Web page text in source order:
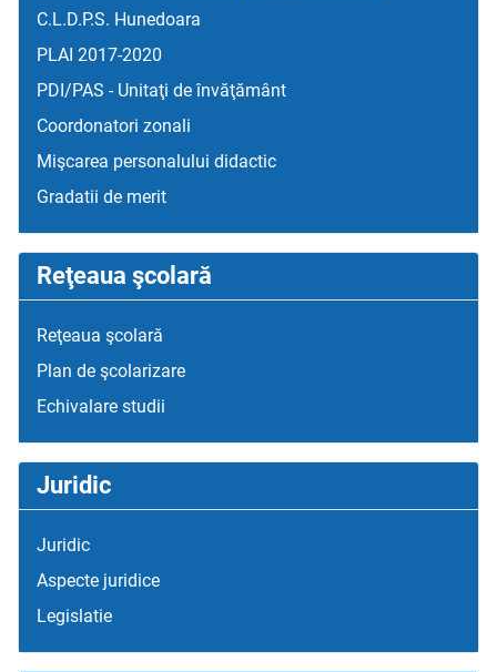
C.L.D.P.S. Hunedoara
PLAI 2017-2020
PDI/PAS - Unitaţi de învăţământ
Coordonatori zonali
Mişcarea personalului didactic
Gradatii de merit
Reţeaua şcolară
Reţeaua şcolară
Plan de şcolarizare
Echivalare studii
Juridic
Juridic
Aspecte juridice
Legislatie